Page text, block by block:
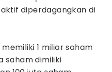
diperdagangkan di
1 miliar saham
saham dimiliki